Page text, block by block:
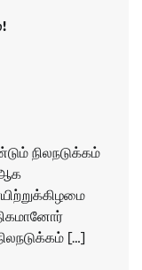
நிலநடுக்கம்
ஆக
[…]